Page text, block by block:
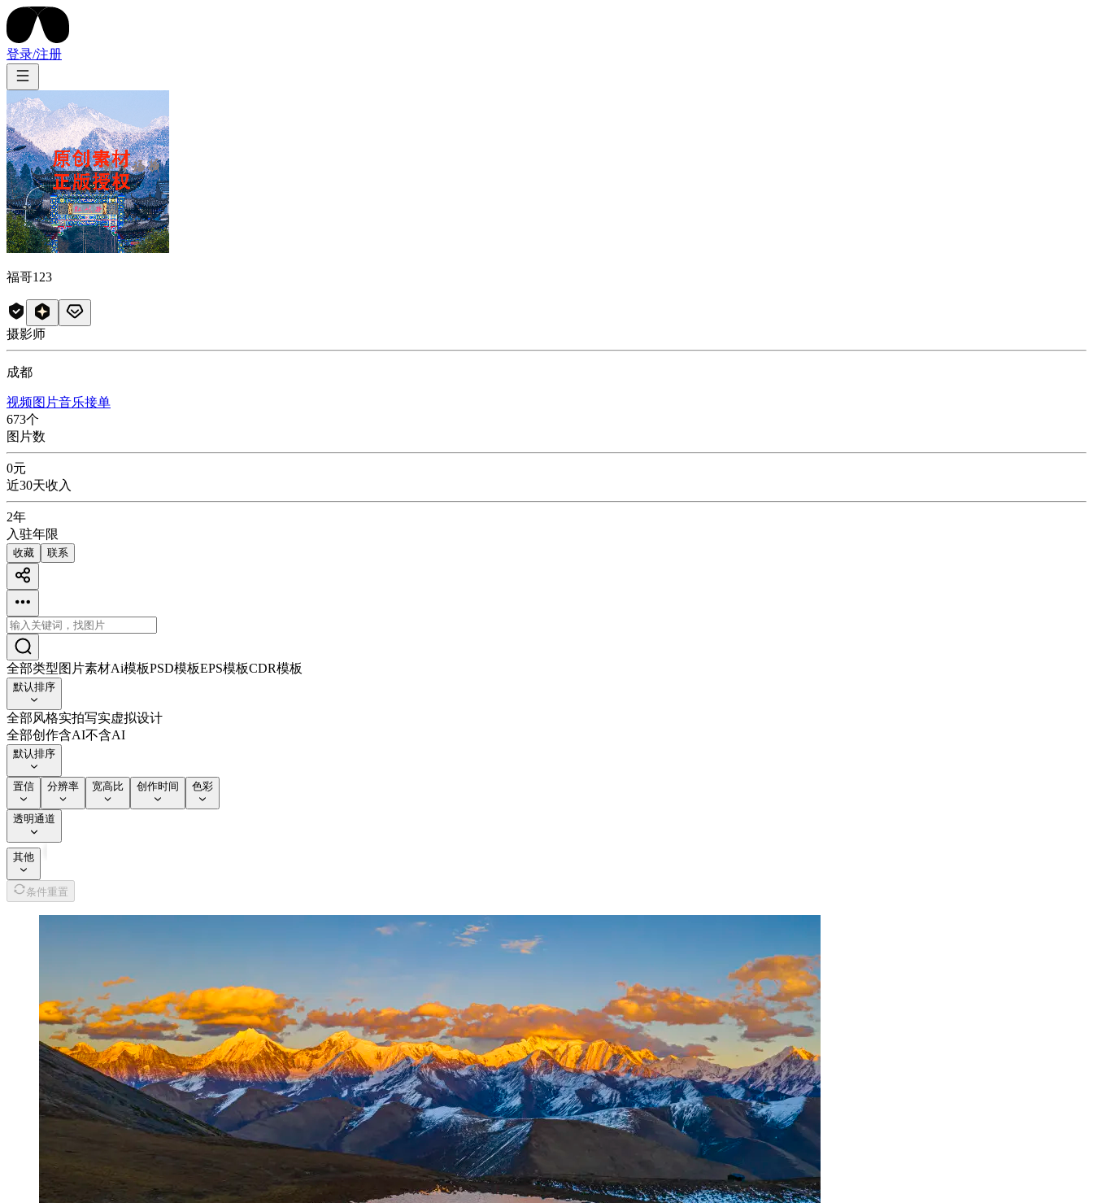
登录/注册
福哥123
摄影师
成都
视频图片音乐接单
673个
图片数
0元
近30天收入
2年
入驻年限
收藏 联系
全部类型图片素材Ai模板PSD模板EPS模板CDR模板
默认排序
全部风格实拍写实虚拟设计
全部创作含AI不含AI
默认排序
置信 分辨率 宽高比 创作时间 色彩
透明通道
其他
条件重置